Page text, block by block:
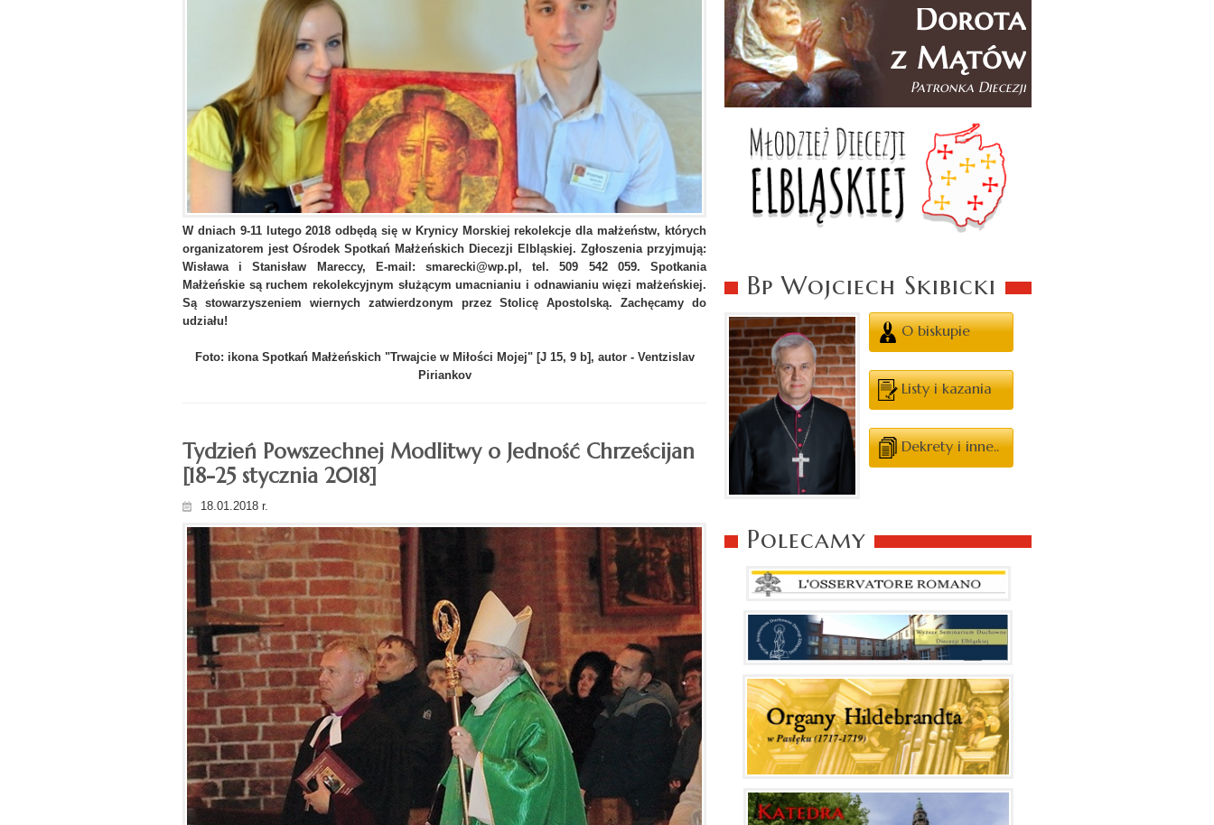
W dniach 9-11 lutego 2018 odbędą się w Krynicy Morskiej rekolekcje dla małżeństw, których
organizatorem jest Ośrodek Spotkań Małżeńskich Diecezji Elbląskiej. Zgłoszenia przyjmują:
Wisława i Stanisław Mareccy, E-mail: smarecki@wp.pl, tel. 509 542 059. Spotkania
Małżeńskie są ruchem rekolekcyjnym służącym umacnianiu i odnawianiu więzi małżeńskiej.
Są stowarzyszeniem wiernych zatwierdzonym przez Stolicę Apostolską. Zachęcamy do
udziału!
Foto: ikona Spotkań Małżeńskich "Trwajcie w Miłości Mojej" [J 15, 9 b], autor - Ventzislav
Piriankov
Tydzień Powszechnej Modlitwy o Jedność Chrześcijan
[18-25 stycznia 2018]
18.01.2018 r.
Bp Wojciech Skibicki
O biskupie
Listy i kazania
Dekrety i inne..
Polecamy